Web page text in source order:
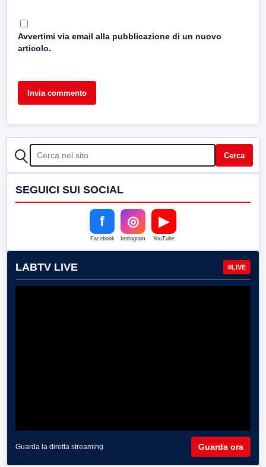
Avvertimi via email alla pubblicazione di un nuovo
articolo.
CERCA Cerca
SEGUICI SUI SOCIAL
f
Facebook
◎
Instagram
▶
YouTube
LABTV LIVE LIVE
Guarda la diretta streaming Guarda ora